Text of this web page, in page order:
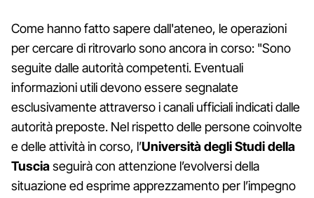
Come hanno fatto sapere dall'ateneo, le operazioni
per cercare di ritrovarlo sono ancora in corso: "Sono
seguite dalle autorità competenti. Eventuali
informazioni utili devono essere segnalate
esclusivamente attraverso i canali ufficiali indicati dalle
autorità preposte. Nel rispetto delle persone coinvolte
e delle attività in corso, l’Università degli Studi della
Tusciaseguirà con attenzione l’evolversi della
situazione ed esprime apprezzamento per l’impegno